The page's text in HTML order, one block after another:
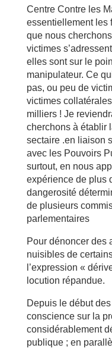
Centre Contre les
essentiellement les
que nous
victimes
elles sont sur le
manipulateur. Ce
pas, ou peu de
victimes
milliers ! Je
cherchons à établir
sectaire .en liaison
avec les Pouvoirs
surtout, en nous
expérience de plus
dangerosité
de plusieurs
parlementaires
Pour dénoncer des
nuisibles de
l’expression «
locution répandue.
Depuis le début
conscience sur la
considérablement
publique ; en